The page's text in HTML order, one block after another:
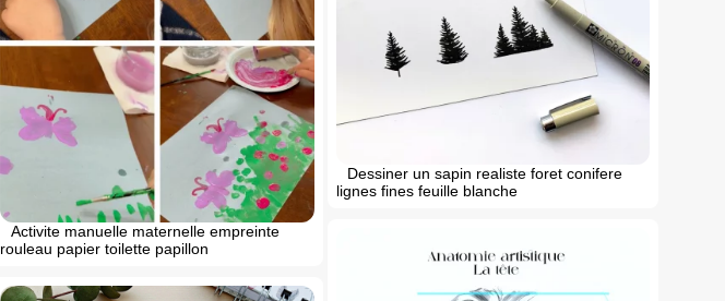
Activite manuelle maternelle empreinte
rouleau papier toilette papillon
Dessiner un sapin realiste foret conifere
lignes fines feuille blanche